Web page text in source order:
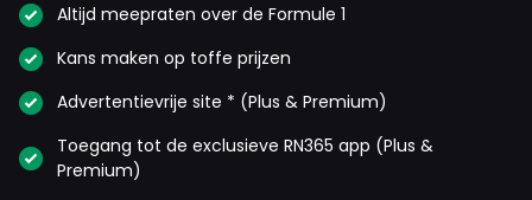
Altijd meepraten over de Formule 1
Kans maken op toffe prijzen
Advertentievrije site * (Plus & Premium)
Toegang tot de exclusieve RN365 app (Plus &
Premium)